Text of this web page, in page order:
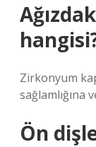
Zirkonyum
sağlamlığına
Ön